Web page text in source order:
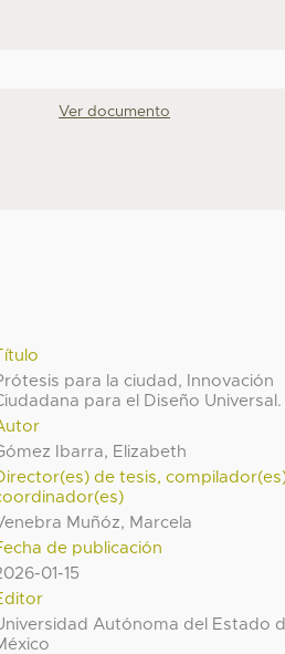
Ver documento
para la ciudad, Innovación
para el Diseño Universal.
Ibarra, Elizabeth
de tesis,
Muñóz, Marcela
de publicación
01-15
Autónoma del Estado